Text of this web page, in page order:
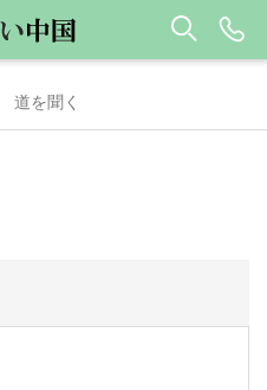
道を聞く